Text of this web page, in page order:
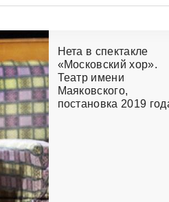
Нета в спектакле
«Московский хор».
Театр имени
Маяковского,
постановка 2019